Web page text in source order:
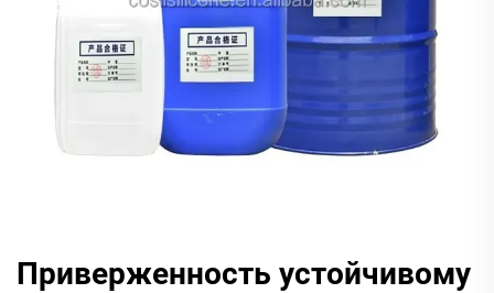
Приверженность устойчивому